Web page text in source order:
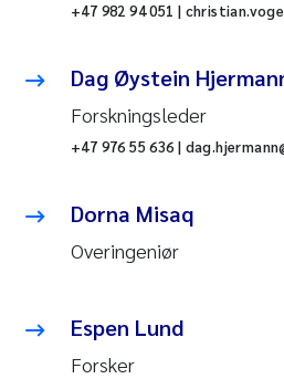
+47 982 94 051 |
Dag Øystein
Forskningsleder
+47 976 55 636 |
Dorna Misaq
Overingeniør
Espen Lund
Forsker